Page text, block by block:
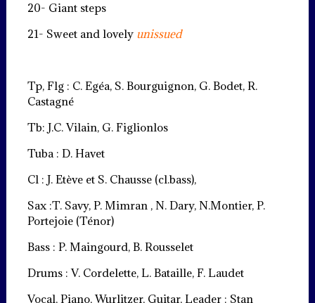
20- Giant steps
21- Sweet and lovely unissued
Tp, Flg : C. Egéa, S. Bourguignon, G. Bodet, R.
Castagné
Tb: J.C. Vilain, G. Figlionlos
Tuba : D. Havet
Cl : J. Etève et S. Chausse (cl.bass),
Sax :T. Savy, P. Mimran , N. Dary, N.Montier, P.
Portejoie (Ténor)
Bass : P. Maingourd, B. Rousselet
Drums : V. Cordelette, L. Bataille, F. Laudet
Vocal, Piano, Wurlitzer, Guitar, Leader : Stan